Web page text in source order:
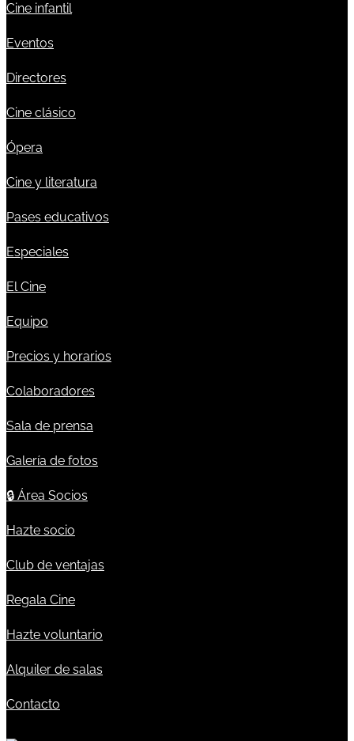
Cine infantil
Eventos
Directores
Cine clásico
Ópera
Cine y literatura
Pases educativos
Especiales
El Cine
Equipo
Precios y horarios
Colaboradores
Sala de prensa
Galería de fotos
🔒 Área Socios
Hazte socio
Club de ventajas
Regala Cine
Hazte voluntario
Alquiler de salas
Contacto